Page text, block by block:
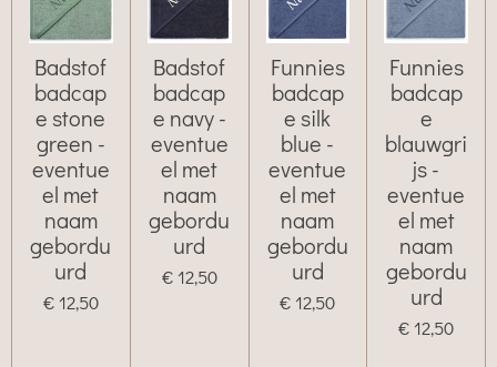
Badstof
badcap
e stone
green -
eventue
el met
naam
gebordu
urd
€ 12,50
Badstof
badcap
e navy -
eventue
el met
naam
gebordu
urd
€ 12,50
Funnies
badcap
e silk
blue -
eventue
el met
naam
gebordu
urd
€ 12,50
Funnies
badcap
e
blauwgri
js -
eventue
el met
naam
gebordu
urd
€ 12,50